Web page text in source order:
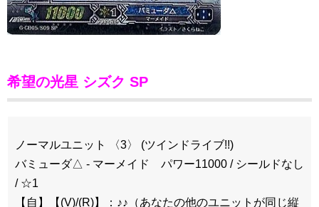
希望の光星 シズク SP
ノーマルユニット 〈3〉 (ツインドライブ!!)
バミューダ△ - マーメイド パワー11000 / シールドなし
/ ☆1
【自】【(V)/(R)】：♪♪（あなたの他のユニットが同じ縦